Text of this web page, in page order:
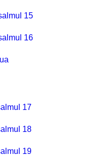
15
16
17
18
19